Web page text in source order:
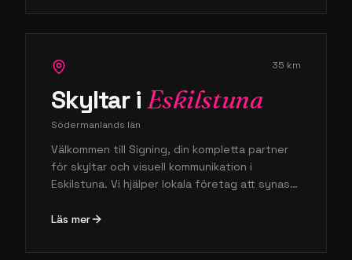
Stockholms län att skapa ett professionellt
intryck som verkligen sticker ut i stadsvimlet.
35 km
Skyltar i Eskilstuna
Södermanlands län
Välkommen till Signing, din kompletta partner
för skyltar och visuell kommunikation i
Eskilstuna. Vi hjälper lokala företag att synas
professionellt montage som stärker ert
fasadskyltar eller invändig dekor ser vi till att
Läs mer